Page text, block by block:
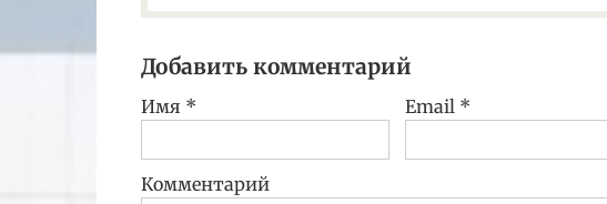
Добавить комментарий
Имя * Email *
Комментарий